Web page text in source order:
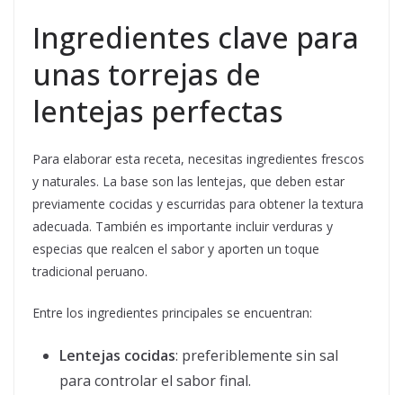
Ingredientes clave para
unas torrejas de
lentejas perfectas
Para elaborar esta receta, necesitas ingredientes frescos
y naturales. La base son las lentejas, que deben estar
previamente cocidas y escurridas para obtener la textura
adecuada. También es importante incluir verduras y
especias que realcen el sabor y aporten un toque
tradicional peruano.
Entre los ingredientes principales se encuentran:
Lentejas cocidas: preferiblemente sin sal
para controlar el sabor final.